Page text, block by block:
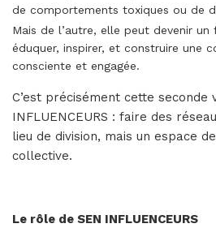
de comportements toxiques ou de
Mais de l’autre, elle peut devenir
éduquer, inspirer, et construire une
consciente et engagée.
C’est précisément cette seconde
INFLUENCEURS : faire des
lieu de division, mais un espace
collective.
Le rôle de SEN INFLUENCEURS